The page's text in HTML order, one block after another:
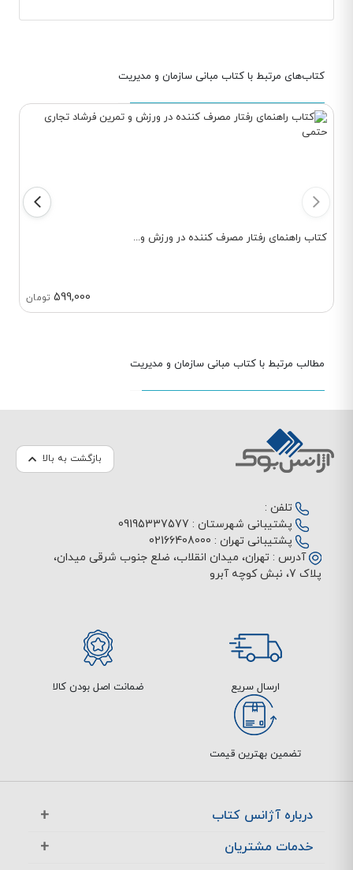
داشتن در سخنرانی و همایشهای ملی در
را در سال های تحصیل در دوره دکتری با
در حوزه کار آفرینی در بخش غیر دولتی
شروع کرد سپس عضو هیت علمی
سند راهبردی دیوان محاسبات کشور را
برای دو دوره چهار ساله تدوین کرده است.
مقیمی دارای 160 عنوان مقاله در مجله
پایان نامه و رساله دانشجویان کارشناشی
ارشد و دکتری و محققان دوره های
کتاب‌های مرتبط با کتاب مبانی سازمان و مدیریت
کتاب راهنمای رفتار مصرف کننده در ورزش و...
599,000 تومان
مطالب مرتبط با کتاب مبانی سازمان و مدیریت
بازگشت به بالا
تلفن :
پشتیبانی شهرستان : 09195337577
پشتیبانی تهران : 02166408000
آدرس : تهران، میدان انقلاب، ضلع جنوب شرقی میدان،
پلاک 7، نبش کوچه آبرو
ارسال سریع ضمانت اصل بودن کالا
تضمین بهترین قیمت
درباره آژانس کتاب
آژانس بوک در یک نگاه
خدمات مشتریان